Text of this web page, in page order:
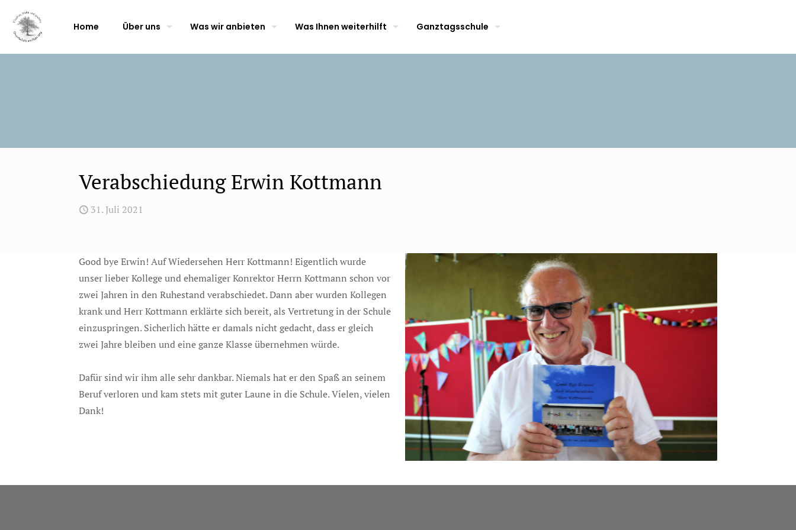
Home Über uns Was wir anbieten Was Ihnen weiterhilft Ganztagsschule
Verabschiedung Erwin Kottmann
31. Juli 2021
Good bye Erwin! Auf Wiedersehen Herr Kottmann! Eigentlich wurde
unser lieber Kollege und ehemaliger Konrektor Herrn Kottmann schon vor
zwei Jahren in den Ruhestand verabschiedet. Dann aber wurden Kollegen
krank und Herr Kottmann erklärte sich bereit, als Vertretung in der Schule
einzuspringen. Sicherlich hätte er damals nicht gedacht, dass er gleich
zwei Jahre bleiben und eine ganze Klasse übernehmen würde.
Dafür sind wir ihm alle sehr dankbar. Niemals hat er den Spaß an seinem
Beruf verloren und kam stets mit guter Laune in die Schule. Vielen, vielen
Dank!